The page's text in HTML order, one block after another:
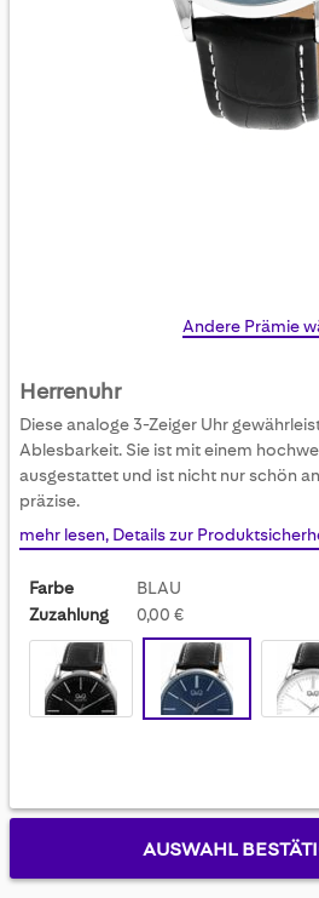
Skip
of
the
Andere Prämie
Herrenuhr
Diese analoge 3-Zeiger Uhr
Ablesbarkeit. Sie ist mit einem
ausgestattet und ist nicht nur schön
präzise.
mehr lesen, Details zur
Farbe
BLAU
Zuzahlung
0,00 €
AUSWAHL